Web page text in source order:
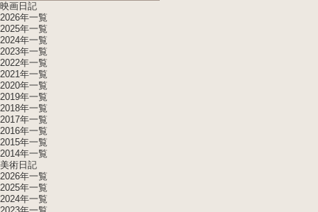
映画日記
2026年一覧
2025年一覧
2024年一覧
2023年一覧
2022年一覧
2021年一覧
2020年一覧
2019年一覧
2018年一覧
2017年一覧
2016年一覧
2015年一覧
2014年一覧
美術日記
2026年一覧
2025年一覧
2024年一覧